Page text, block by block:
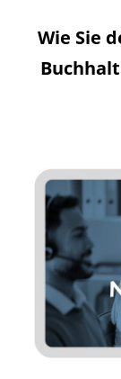
Wie Sie